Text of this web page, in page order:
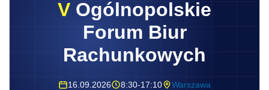
V Ogólnopolskie
Forum Biur
Rachunkowych
16.09.2026 8:30-17:10 Warszawa